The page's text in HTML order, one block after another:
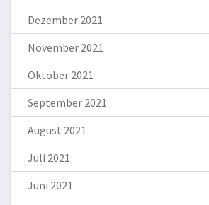
Dezember 2021
November 2021
Oktober 2021
September 2021
August 2021
Juli 2021
Juni 2021